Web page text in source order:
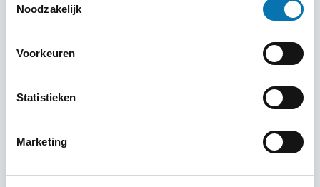
Noodzakelijk
Voorkeuren
Statistieken
Marketing
Eenmaal geland, zult u direct bij de uitgang van het
uw naambordje. Deze collega zal u verder ondersteunen
u begeleiden naar de uitgang naar de taxiplaats of metro
Het enige wat u mee moet nemen is het in kleur geprint
u van onze hostess) en uw paspoort ID foto. De